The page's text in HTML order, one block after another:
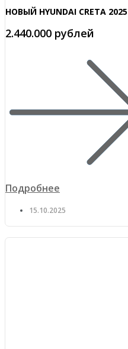
НОВЫЙ HYUNDAI CRETA 2025
2.440.000 рублей
Подробнее
15.10.2025